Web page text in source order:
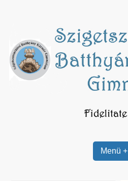
Menü +